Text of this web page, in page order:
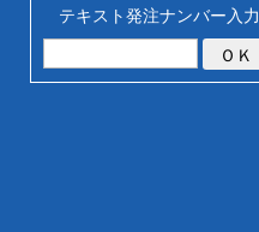
テキスト発注ナンバー入力